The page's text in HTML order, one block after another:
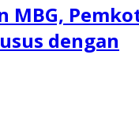
MBG,
dengan